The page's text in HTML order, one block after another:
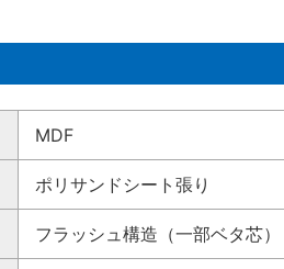
MDF
ポリサンドシート張り
フラッシュ構造（一部ベタ芯）